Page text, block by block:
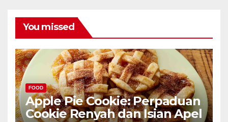
You missed
FOOD
Apple Pie Cookie: Perpaduan
Cookie Renyah dan Isian Apel